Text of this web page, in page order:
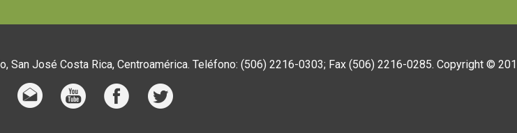
San José Costa Rica, Centroamérica. Teléfono: (506) 2216-0303; Fax (506) 2216-0285. Copyright ©